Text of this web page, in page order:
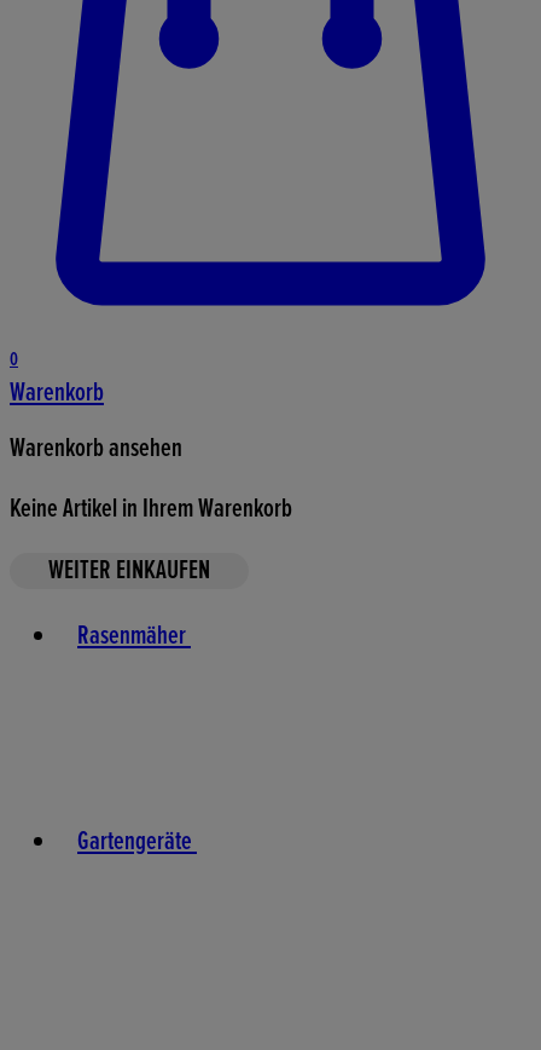
0
Warenkorb
Warenkorb ansehen
Keine Artikel in Ihrem Warenkorb
WEITER EINKAUFEN
Rasenmäher
Gartengeräte